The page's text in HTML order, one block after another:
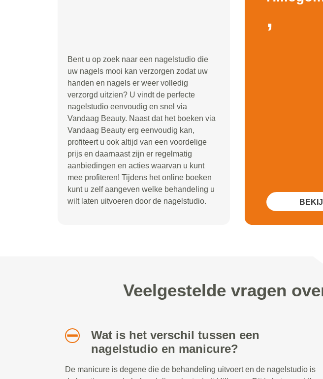
Bent u op zoek naar een nagelstudio die
uw nagels mooi kan verzorgen zodat uw
handen en nagels er weer volledig
verzorgd uitzien? U vindt de perfecte
nagelstudio eenvoudig en snel via
Vandaag Beauty. Naast dat het boeken via
Vandaag Beauty erg eenvoudig kan,
profiteert u ook altijd van een voordelige
prijs en daarnaast zijn er regelmatig
aanbiedingen en acties waarvan u kunt
mee profiteren! Tijdens het online boeken
kunt u zelf aangeven welke behandeling u
wilt laten uitvoeren door de nagelstudio.
,
Veelgestelde vragen
Wat is het verschil tussen een
nagelstudio en manicure?
De manicure is degene die de behandeling uitvoert en de nagelstudio is